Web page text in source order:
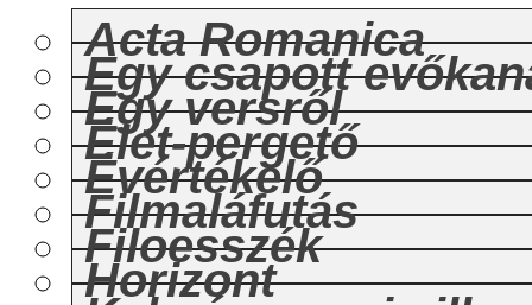
Acta Romanica
Egy csapott
Egy versről
Élet-pergető
Évértékelő
Filmaláfutás
Filoesszék
Horizont